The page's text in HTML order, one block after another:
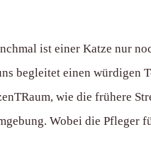
ist einer Katze nur
begleitet einen würdigen
wie die frühere
Wobei die Pfleger